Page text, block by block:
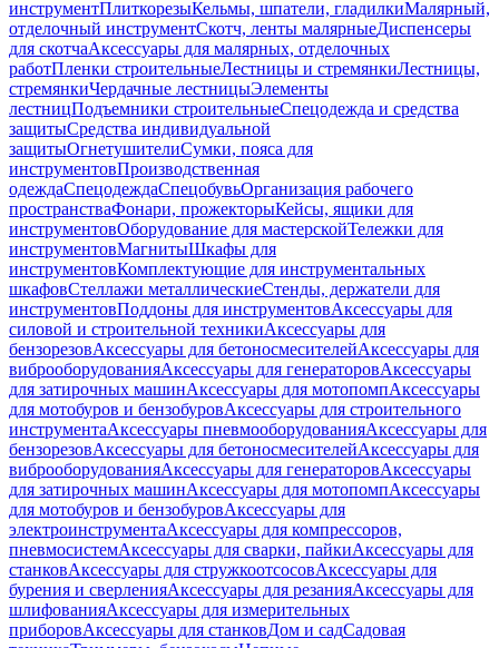
инструментПлиткорезыКельмы, шпатели, гладилкиМалярный,
отделочный инструментСкотч, ленты малярныеДиспенсеры
для скотчаАксессуары для малярных, отделочных
работПленки строительныеЛестницы и стремянкиЛестницы,
стремянкиЧердачные лестницыЭлементы
лестницПодъемники строительныеСпецодежда и средства
защитыСредства индивидуальной
защитыОгнетушителиСумки, пояса для
инструментовПроизводственная
одеждаСпецодеждаСпецобувьОрганизация рабочего
пространстваФонари, прожекторыКейсы, ящики для
инструментовОборудование для мастерскойТележки для
инструментовМагнитыШкафы для
инструментовКомплектующие для инструментальных
шкафовСтеллажи металлическиеСтенды, держатели для
инструментовПоддоны для инструментовАксессуары для
силовой и строительной техникиАксессуары для
бензорезовАксессуары для бетоносмесителейАксессуары для
виброоборудованияАксессуары для генераторовАксессуары
для затирочных машинАксессуары для мотопомпАксессуары
для мотобуров и бензобуровАксессуары для строительного
инструментаАксессуары пневмооборудованияАксессуары для
бензорезовАксессуары для бетоносмесителейАксессуары для
виброоборудованияАксессуары для генераторовАксессуары
для затирочных машинАксессуары для мотопомпАксессуары
для мотобуров и бензобуровАксессуары для
электроинструментаАксессуары для компрессоров,
пневмосистемАксессуары для сварки, пайкиАксессуары для
станковАксессуары для стружкоотсосовАксессуары для
бурения и сверленияАксессуары для резанияАксессуары для
шлифованияАксессуары для измерительных
приборовАксессуары для станковДом и садСадовая